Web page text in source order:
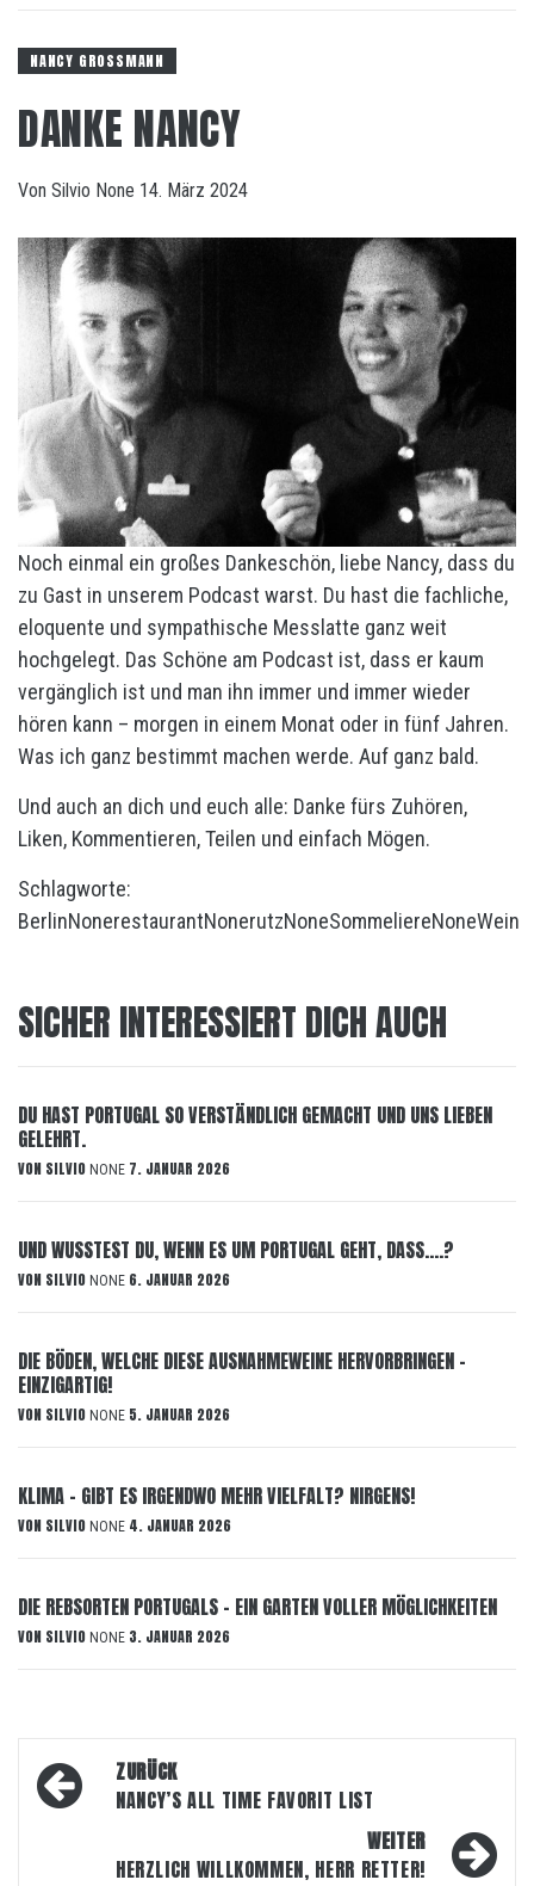
NANCY GROSSMANN
DANKE NANCY
Von Silvio None 14. März 2024
Noch einmal ein großes Dankeschön, liebe Nancy, dass du
zu Gast in unserem Podcast warst. Du hast die fachliche,
eloquente und sympathische Messlatte ganz weit
hochgelegt. Das Schöne am Podcast ist, dass er kaum
vergänglich ist und man ihn immer und immer wieder
hören kann – morgen in einem Monat oder in fünf Jahren.
Was ich ganz bestimmt machen werde. Auf ganz bald.
Und auch an dich und euch alle: Danke fürs Zuhören,
Liken, Kommentieren, Teilen und einfach Mögen.
Schlagworte:
BerlinNonerestaurantNonerutzNoneSommeliereNoneWein
SICHER INTERESSIERT DICH AUCH
DU HAST PORTUGAL SO VERSTÄNDLICH GEMACHT UND UNS LIEBEN
GELEHRT.
VON SILVIO NONE 7. JANUAR 2026
UND WUSSTEST DU, WENN ES UM PORTUGAL GEHT, DASS….?
VON SILVIO NONE 6. JANUAR 2026
DIE BÖDEN, WELCHE DIESE AUSNAHMEWEINE HERVORBRINGEN –
EINZIGARTIG!
VON SILVIO NONE 5. JANUAR 2026
KLIMA – GIBT ES IRGENDWO MEHR VIELFALT? NIRGENS!
VON SILVIO NONE 4. JANUAR 2026
DIE REBSORTEN PORTUGALS – EIN GARTEN VOLLER MÖGLICHKEITEN
VON SILVIO NONE 3. JANUAR 2026
Beitragsnavigation
ZURÜCK
NANCY’S ALL TIME FAVORIT LIST
WEITER
HERZLICH WILLKOMMEN, HERR RETTER!